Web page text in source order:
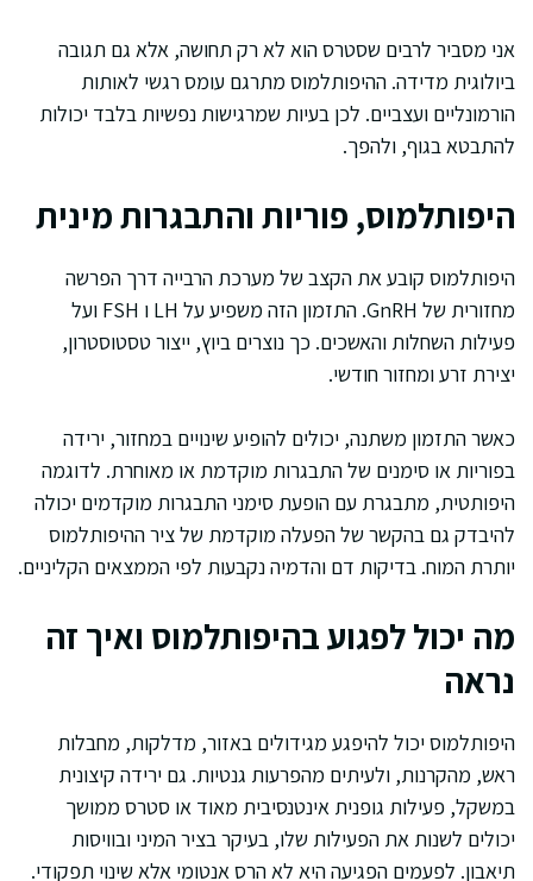
אני מסביר לרבים שסטרס הוא לא רק תחושה, אלא גם תגובה
ביולוגית מדידה. ההיפותלמוס מתרגם עומס רגשי לאותות
הורמונליים ועצביים. לכן בעיות שמרגישות נפשיות בלבד יכולות
להתבטא בגוף, ולהפך.
היפותלמוס, פוריות והתבגרות מינית
היפותלמוס קובע את הקצב של מערכת הרבייה דרך הפרשה
מחזורית של GnRH. התזמון הזה משפיע על LH ו FSH ועל
פעילות השחלות והאשכים. כך נוצרים ביוץ, ייצור טסטוסטרון,
יצירת זרע ומחזור חודשי.
כאשר התזמון משתנה, יכולים להופיע שינויים במחזור, ירידה
בפוריות או סימנים של התבגרות מוקדמת או מאוחרת. לדוגמה
היפותטית, מתבגרת עם הופעת סימני התבגרות מוקדמים יכולה
להיבדק גם בהקשר של הפעלה מוקדמת של ציר ההיפותלמוס
יותרת המוח. בדיקות דם והדמיה נקבעות לפי הממצאים הקליניים.
מה יכול לפגוע בהיפותלמוס ואיך זה
נראה
היפותלמוס יכול להיפגע מגידולים באזור, מדלקות, מחבלות
ראש, מהקרנות, ולעיתים מהפרעות גנטיות. גם ירידה קיצונית
במשקל, פעילות גופנית אינטנסיבית מאוד או סטרס ממושך
יכולים לשנות את הפעילות שלו, בעיקר בציר המיני ובוויסות
תיאבון. לפעמים הפגיעה היא לא הרס אנטומי אלא שינוי תפקודי.